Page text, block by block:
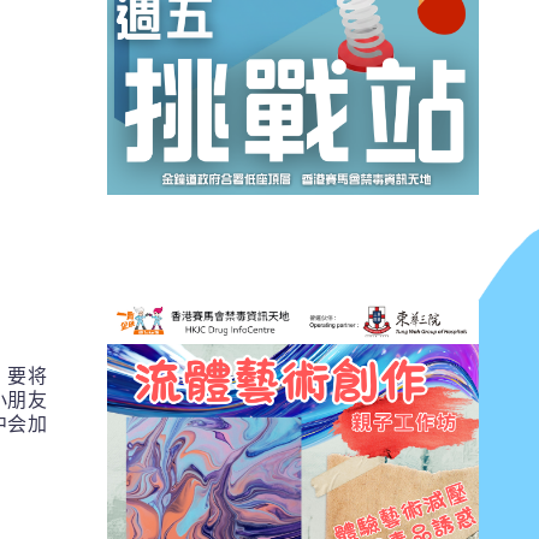
要将
朋友
会加